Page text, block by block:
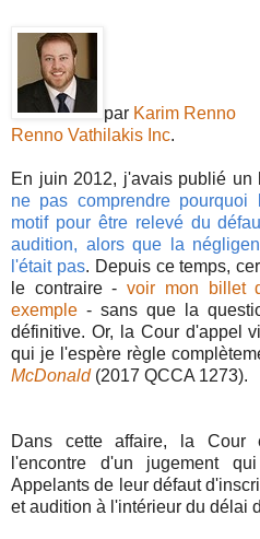
par Karim Renno
Renno Vathilakis Inc.
En juin 2012, j'avais publié un
ne pas comprendre pourquoi
motif pour être relevé du
audition, alors que la
l'était pas. Depuis ce temps,
le contraire -voir mon billet
exemple - sans que la
définitive. Or, la Cour d'appel
qui je l'espère règle
McDonald(2017 QCCA 1273).
Dans cette affaire, la
l'encontre d'un jugement
Appelants de leur défaut
et audition à l'intérieur du délai